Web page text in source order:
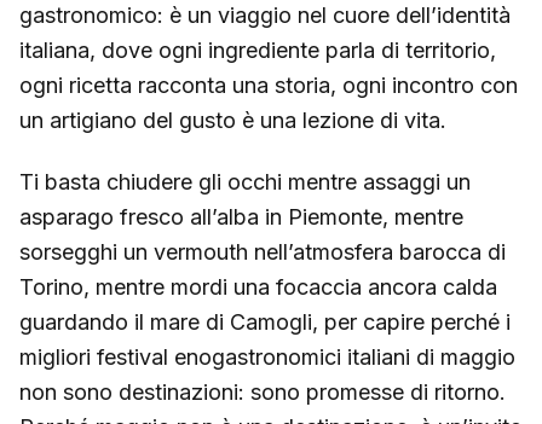
gastronomico: è un viaggio nel cuore dell’identità
italiana, dove ogni ingrediente parla di territorio,
ogni ricetta racconta una storia, ogni incontro con
un artigiano del gusto è una lezione di vita.
Ti basta chiudere gli occhi mentre assaggi un
asparago fresco all’alba in Piemonte, mentre
sorsegghi un vermouth nell’atmosfera barocca di
Torino, mentre mordi una focaccia ancora calda
guardando il mare di Camogli, per capire perché i
migliori festival enogastronomici italiani di maggio
non sono destinazioni: sono promesse di ritorno.